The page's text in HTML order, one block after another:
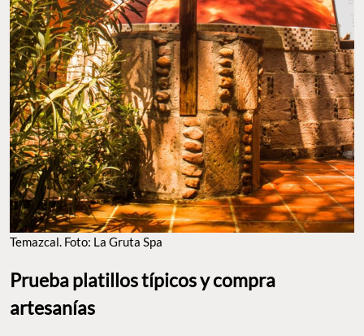
Temazcal. Foto: La Gruta Spa
Prueba platillos típicos y compra
artesanías